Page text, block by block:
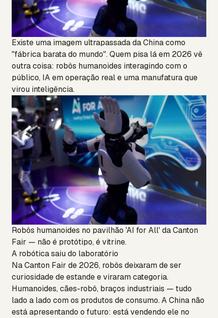
Existe uma imagem ultrapassada da China como
"fábrica barata do mundo". Quem pisa lá em 2026 vê
outra coisa: robôs humanoides interagindo com o
público, IA em operação real e uma manufatura que
virou inteligência.
Robôs humanoides no pavilhão 'AI for All' da Canton
Fair — não é protótipo, é vitrine.
A robótica saiu do laboratório
Na Canton Fair de 2026, robôs deixaram de ser
curiosidade de estande e viraram categoria.
Humanoides, cães-robô, braços industriais — tudo
lado a lado com os produtos de consumo. A China não
está apresentando o futuro: está vendendo ele no